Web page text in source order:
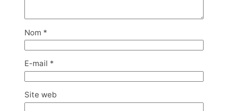
Nom *
E-mail *
Site web